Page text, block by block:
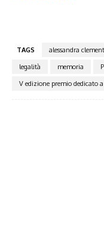
TAGS alessandra
legalità
memoria
V edizione premio dedicato